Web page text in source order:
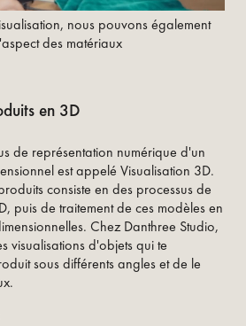
nous pouvons également
des matériaux
en 3D
de représentation numérique d'un
est appelé Visualisation 3D.
consiste en des processus de
puis de traitement de ces modèles en
Chez Danthree Studio,
visualisations d'objets qui te
sous différents angles et de le